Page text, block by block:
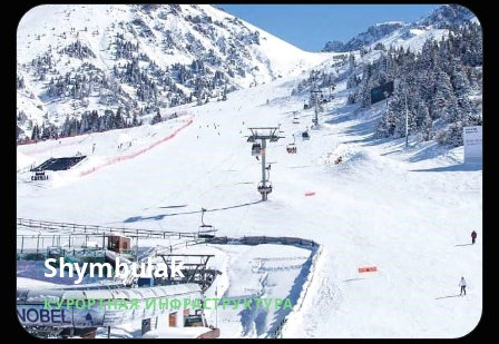
Shymbulak
КУРОРТНАЯ ИНФРАСТРУКТУРА